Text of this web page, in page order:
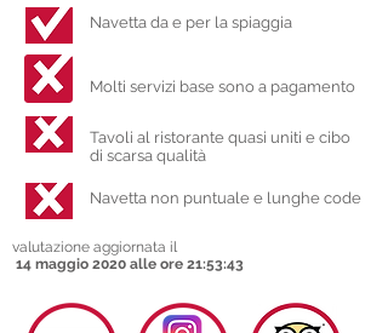
Navetta da e per la spiaggia
Molti servizi base sono a pagamento
Tavoli al ristorante quasi uniti e cibo
di scarsa qualità
Navetta non puntuale e lunghe code
valutazione aggiornata il
14 maggio 2020 alle ore 21:53:43